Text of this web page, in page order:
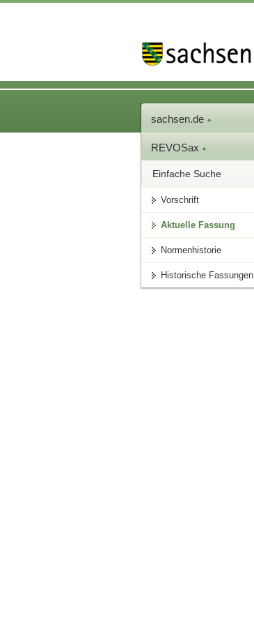
sachsen.de
REVOSax
Einfache Suche
Vorschrift
Aktuelle Fassung
Normenhistorie
Historische Fassungen